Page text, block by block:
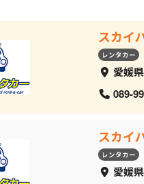
スカイ
レンタカー
愛媛
089-
スカイ
レンタカー
愛媛